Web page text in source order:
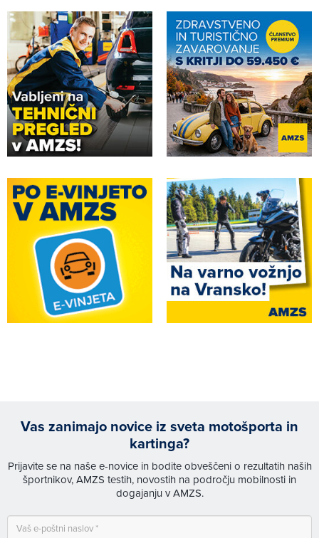
Vas zanimajo novice iz sveta motošporta in
kartinga?
Prijavite se na naše e-novice in bodite obveščeni o rezultatih naših
športnikov, AMZS testih, novostih na področju mobilnosti in
dogajanju v AMZS.